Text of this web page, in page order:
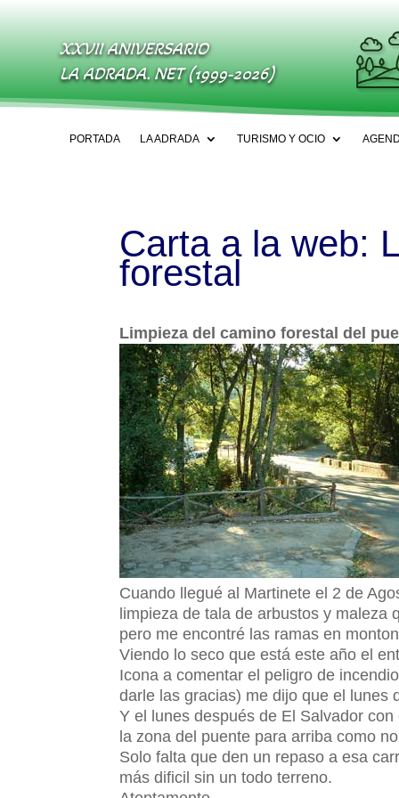
XXVII ANIVERSARIO
LA ADRADA. NET (1999-2026)
PORTADA LA ADRADA TURISMO Y OCIO
Carta a la web:
forestal
Limpieza del camino forestal del
Cuando llegué al Martinete el 2 de
limpieza de tala de arbustos y
pero me encontré las ramas en
Viendo lo seco que está este año el
Icona a comentar el peligro de
darle las gracias) me dijo que el lunes
Y el lunes después de El Salvador
la zona del puente para arriba como
Solo falta que den un repaso a esa
más dificil sin un todo terreno.